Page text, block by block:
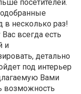
посетителей.
в несколько раз!
всегда есть
и
детально
под интерьер
Вами
возможность